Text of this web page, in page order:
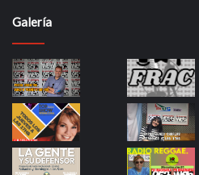
Galería